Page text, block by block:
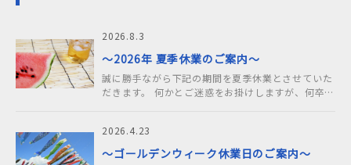
2026.8.3
～2026年 夏季休業のご案内～
誠に勝手ながら下記の期間を夏季休業とさせていた
だきます。 何かとご迷惑をお掛けしますが、何卒よ
2026.4.23
～ゴールデンウィーク休業日のご案内～